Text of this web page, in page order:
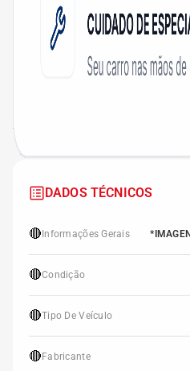
DADOS TÉCNICOS
🔴 Informações Gerais
🔴Condição
🔴Tipo De Veículo
🔴 Fabricante